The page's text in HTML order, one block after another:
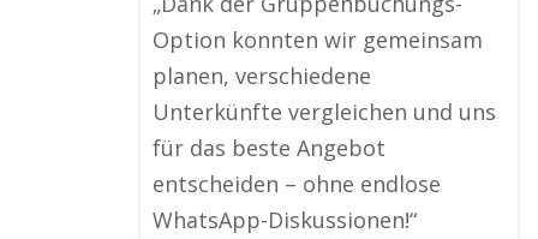
Option konnten wir gemeinsam
planen, verschiedene
Unterkünfte vergleichen und uns
für das beste Angebot
entscheiden – ohne endlose
WhatsApp-Diskussionen!“